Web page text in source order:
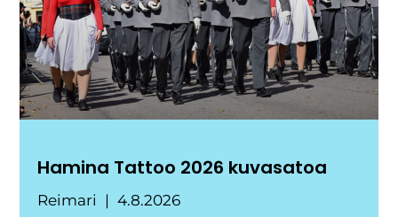
Hamina Tattoo 2026 kuvasatoa
Reimari 4.8.2026